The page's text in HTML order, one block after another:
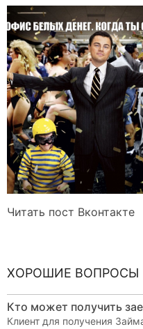
Читать пост Вконтакте
ХОРОШИЕ ВОПРОСЫ
Кто может получить
Клиент для получения